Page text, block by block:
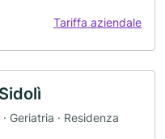
Tariffa aziendale
Geriatria · Residenza